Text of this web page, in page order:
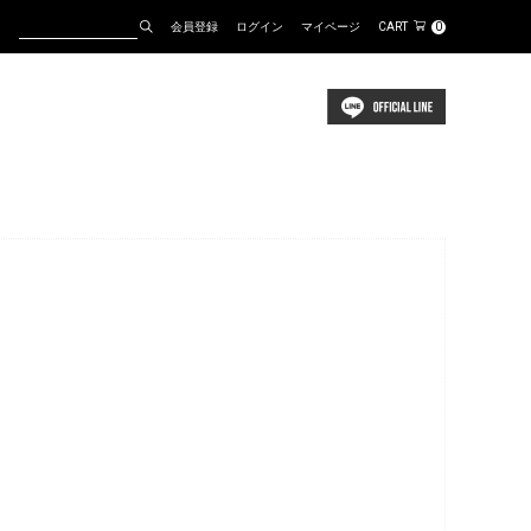
会員登録 ログイン マイページ CART 0